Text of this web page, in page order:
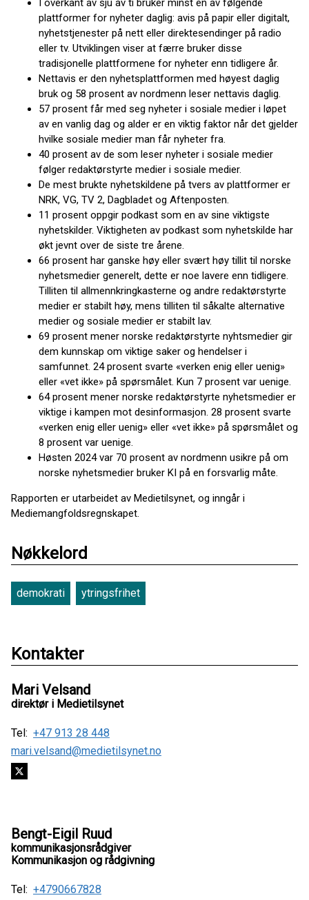
I overkant av sju av ti bruker minst én av følgende
plattformer for nyheter daglig: avis på papir eller digitalt,
nyhetstjenester på nett eller direktesendinger på radio
eller tv. Utviklingen viser at færre bruker disse
tradisjonelle plattformene for nyheter enn tidligere år.
Nettavis er den nyhetsplattformen med høyest daglig
bruk og 58 prosent av nordmenn leser nettavis daglig.
57 prosent får med seg nyheter i sosiale medier i løpet
av en vanlig dag og alder er en viktig faktor når det gjelder
hvilke sosiale medier man får nyheter fra.
40 prosent av de som leser nyheter i sosiale medier
følger redaktørstyrte medier i sosiale medier.
De mest brukte nyhetskildene på tvers av plattformer er
NRK, VG, TV 2, Dagbladet og Aftenposten.
11 prosent oppgir podkast som en av sine viktigste
nyhetskilder. Viktigheten av podkast som nyhetskilde har
økt jevnt over de siste tre årene.
66 prosent har ganske høy eller svært høy tillit til norske
nyhetsmedier generelt, dette er noe lavere enn tidligere.
Tilliten til allmennkringkasterne og andre redaktørstyrte
medier er stabilt høy, mens tilliten til såkalte alternative
medier og sosiale medier er stabilt lav.
69 prosent mener norske redaktørstyrte nyhtsmedier gir
dem kunnskap om viktige saker og hendelser i
samfunnet. 24 prosent svarte «verken enig eller uenig»
eller «vet ikke» på spørsmålet. Kun 7 prosent var uenige.
64 prosent mener norske redaktørstyrte nyhetsmedier er
viktige i kampen mot desinformasjon. 28 prosent svarte
«verken enig eller uenig» eller «vet ikke» på spørsmålet og
8 prosent var uenige.
Høsten 2024 var 70 prosent av nordmenn usikre på om
norske nyhetsmedier bruker KI på en forsvarlig måte.
Rapporten er utarbeidet av Medietilsynet, og inngår i
Mediemangfoldsregnskapet.
Nøkkelord
demokrati ytringsfrihet
Kontakter
Mari Velsand
direktør i Medietilsynet
Tel: +47 913 28 448
mari.velsand@medietilsynet.no
Bengt-Eigil Ruud
kommunikasjonsrådgiver
Kommunikasjon og rådgivning
Tel: +4790667828